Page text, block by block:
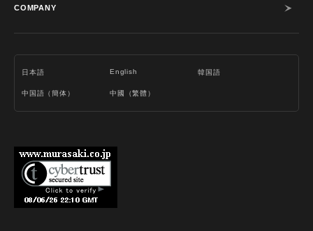
COMPANY
日本語 English 韓国語
中国語（簡体） 中國（繁體）